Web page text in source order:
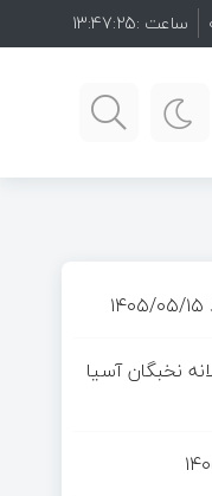
ساعت :13:47:26
۱۴۰۵/۰۵/۱۵
نخبگان آسیا